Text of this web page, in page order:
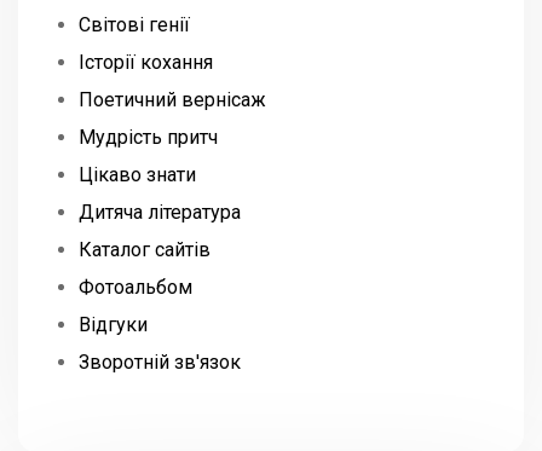
Світові генії
Історії кохання
Поетичний вернісаж
Мудрість притч
Цікаво знати
Дитяча література
Каталог сайтів
Фотоальбом
Відгуки
Зворотній зв'язок